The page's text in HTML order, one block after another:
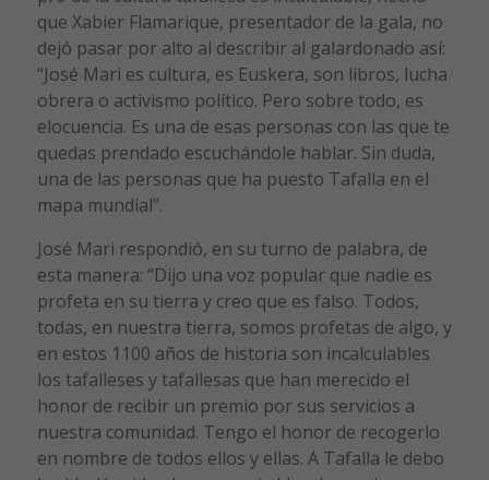
que Xabier Flamarique, presentador de la gala, no
dejó pasar por alto al describir al galardonado así:
“José Mari es cultura, es Euskera, son libros, lucha
obrera o activismo político. Pero sobre todo, es
elocuencia. Es una de esas personas con las que te
quedas prendado escuchándole hablar. Sin duda,
una de las personas que ha puesto Tafalla en el
mapa mundial”.
José Mari respondió, en su turno de palabra, de
esta manera: “Dijo una voz popular que nadie es
profeta en su tierra y creo que es falso. Todos,
todas, en nuestra tierra, somos profetas de algo, y
en estos 1100 años de historia son incalculables
los tafalleses y tafallesas que han merecido el
honor de recibir un premio por sus servicios a
nuestra comunidad. Tengo el honor de recogerlo
en nombre de todos ellos y ellas. A Tafalla le debo